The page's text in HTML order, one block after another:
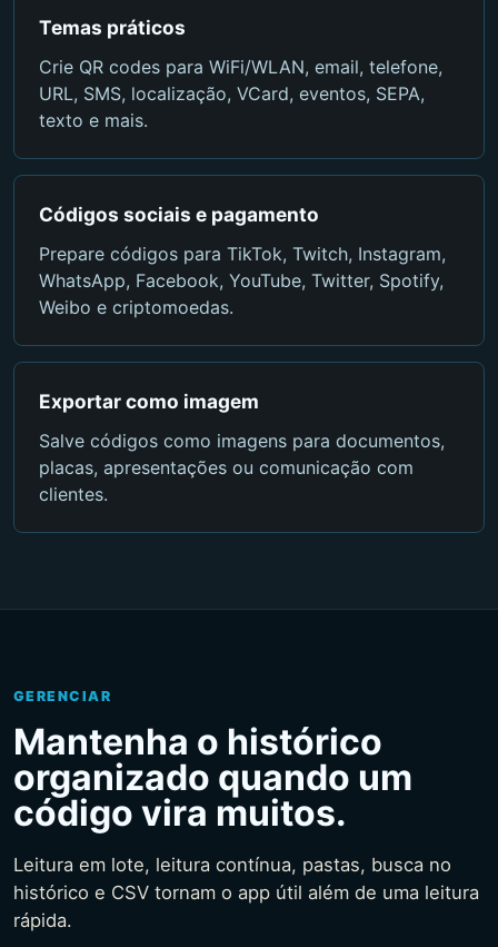
Temas práticos
Crie QR codes para WiFi/WLAN, email, telefone,
URL, SMS, localização, VCard, eventos, SEPA,
texto e mais.
Códigos sociais e pagamento
Prepare códigos para TikTok, Twitch, Instagram,
WhatsApp, Facebook, YouTube, Twitter, Spotify,
Weibo e criptomoedas.
Exportar como imagem
Salve códigos como imagens para documentos,
placas, apresentações ou comunicação com
clientes.
GERENCIAR
Mantenha o histórico
organizado quando um
código vira muitos.
Leitura em lote, leitura contínua, pastas, busca no
histórico e CSV tornam o app útil além de uma leitura
rápida.